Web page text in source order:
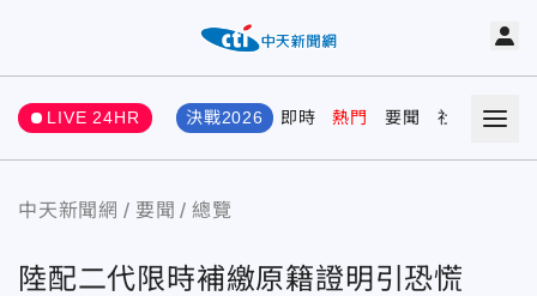
LIVE 24HR 決戰2026 即時 熱門 要聞 社會 娛樂
中天新聞網 要聞 總覽
陸配二代限時補繳原籍證明引恐慌